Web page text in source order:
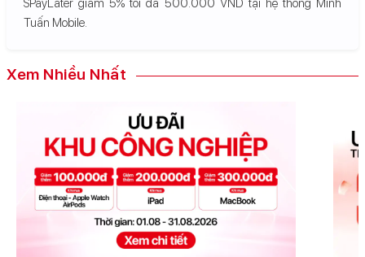
SPayLater giảm 5% tối đa 500.000 VND tại hệ thống Minh
Tuấn Mobile.
Xem Nhiều Nhất